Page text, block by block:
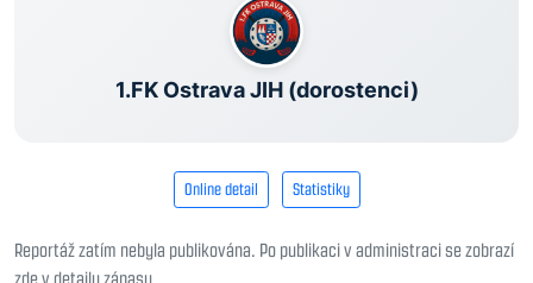
1.FK Ostrava JIH (dorostenci)
Online detail Statistiky
Reportáž zatím nebyla publikována. Po publikaci v administraci se zobrazí
zde v detailu zápasu.